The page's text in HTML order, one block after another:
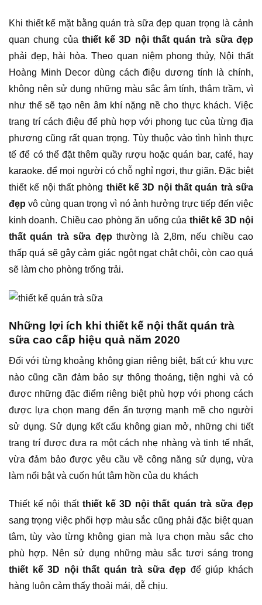
Khi thiết kế mặt bằng quán trà sữa đẹp quan trọng là cảnh
quan chung của thiết kế 3D nội thất quán trà sữa đẹp
phải đẹp, hài hòa. Theo quan niệm phong thủy, Nội thất
Hoàng Minh Decor dùng cách điệu dương tính là chính,
không nên sử dụng những màu sắc âm tính, thâm trầm, vì
như thế sẽ tạo nên âm khí nặng nề cho thực khách. Việc
trang trí cách điệu để phù hợp với phong tục của từng địa
phương cũng rất quan trọng. Tùy thuộc vào tình hình thực
tế để có thể đặt thêm quầy rượu hoặc quán bar, café, hay
karaoke. để mọi người có chỗ nghỉ ngơi, thư giãn. Đặc biệt
thiết kế nội thất phòng thiết kế 3D nội thất quán trà sữa
đẹp vô cùng quan trọng vì nó ảnh hưởng trực tiếp đến việc
kinh doanh. Chiều cao phòng ăn uống của thiết kế 3D nội
thất quán trà sữa đẹp thường là 2,8m, nếu chiều cao
thấp quá sẽ gây cảm giác ngột ngạt chật chôi, còn cao quá
sẽ làm cho phòng trống trải.
Những lợi ích khi thiết kế nội thất quán trà
sữa cao cấp hiệu quả năm 2020
Đối với từng khoảng không gian riêng biệt, bất cứ khu vực
nào cũng cần đảm bảo sự thông thoáng, tiện nghi và có
được những đặc điểm riêng biệt phù hợp với phong cách
được lựa chọn mang đến ấn tượng mạnh mẽ cho người
sử dụng. Sử dụng kết cấu không gian mở, những chi tiết
trang trí được đưa ra một cách nhẹ nhàng và tinh tế nhất,
vừa đảm bảo được yêu cầu về công năng sử dụng, vừa
làm nổi bật và cuốn hút tâm hồn của du khách
Thiết kế nội thất thiết kế 3D nội thất quán trà sữa đẹp
sang trọng việc phối hợp màu sắc cũng phải đặc biệt quan
tâm, tùy vào từng không gian mà lựa chọn màu sắc cho
phù hợp. Nên sử dụng những màu sắc tươi sáng trong
thiết kế 3D nội thất quán trà sữa đẹp để giúp khách
hàng luôn cảm thấy thoải mái, dễ chịu.